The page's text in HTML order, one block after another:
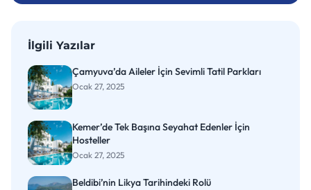
İlgili Yazılar
Çamyuva’da Aileler İçin Sevimli Tatil Parkları
Ocak 27, 2025
Kemer’de Tek Başına Seyahat Edenler İçin
Hosteller
Ocak 27, 2025
Beldibi’nin Likya Tarihindeki Rolü